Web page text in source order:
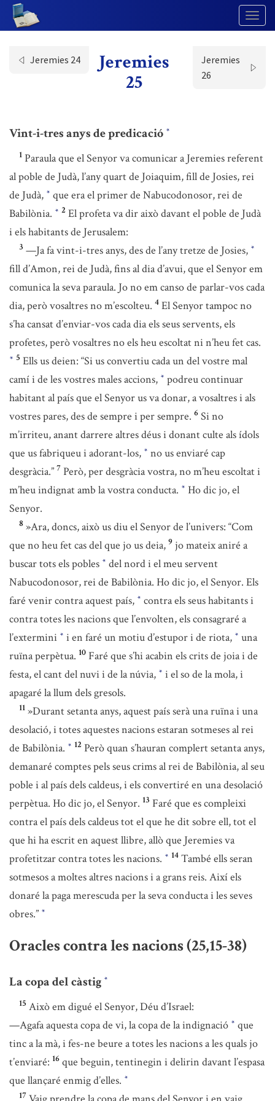
Jeremies 24
Jeremies
25
Jeremies
26
Vint-i-tres anys de predicació *
1 Paraula que el Senyor va comunicar a Jeremies referent
al poble de Judà, l’any quart de Joiaquim, fill de Josies, rei
de Judà, * que era el primer de Nabucodonosor, rei de
Babilònia. * 2 El profeta va dir això davant el poble de Judà
i els habitants de Jerusalem:
3 —Ja fa vint-i-tres anys, des de l’any tretze de Josies, *
fill d’Amon, rei de Judà, fins al dia d’avui, que el Senyor em
comunica la seva paraula. Jo no em canso de parlar-vos cada
dia, però vosaltres no m’escolteu. 4 El Senyor tampoc no
s’ha cansat d’enviar-vos cada dia els seus servents, els
profetes, però vosaltres no els heu escoltat ni n’heu fet cas.
* 5 Ells us deien: “Si us convertiu cada un del vostre mal
camí i de les vostres males accions, * podreu continuar
habitant al país que el Senyor us va donar, a vosaltres i als
vostres pares, des de sempre i per sempre. 6 Si no
m’irriteu, anant darrere altres déus i donant culte als ídols
que us fabriqueu i adorant-los, * no us enviaré cap
desgràcia.” 7 Però, per desgràcia vostra, no m’heu escoltat i
m’heu indignat amb la vostra conducta. * Ho dic jo, el
Senyor.
8 »Ara, doncs, això us diu el Senyor de l’univers: “Com
que no heu fet cas del que jo us deia, 9 jo mateix aniré a
buscar tots els pobles * del nord i el meu servent
Nabucodonosor, rei de Babilònia. Ho dic jo, el Senyor. Els
faré venir contra aquest país, * contra els seus habitants i
contra totes les nacions que l’envolten, els consagraré a
l’extermini * i en faré un motiu d’estupor i de riota, * una
ruïna perpètua. 10 Faré que s’hi acabin els crits de joia i de
festa, el cant del nuvi i de la núvia, * i el so de la mola, i
apagaré la llum dels gresols.
11 »Durant setanta anys, aquest país serà una ruïna i una
desolació, i totes aquestes nacions estaran sotmeses al rei
de Babilònia. * 12 Però quan s’hauran complert setanta anys,
demanaré comptes pels seus crims al rei de Babilònia, al seu
poble i al país dels caldeus, i els convertiré en una desolació
perpètua. Ho dic jo, el Senyor. 13 Faré que es compleixi
contra el país dels caldeus tot el que he dit sobre ell, tot el
que hi ha escrit en aquest llibre, allò que Jeremies va
profetitzar contra totes les nacions. * 14 També ells seran
sotmesos a moltes altres nacions i a grans reis. Així els
donaré la paga merescuda per la seva conducta i les seves
obres.” *
Oracles contra les nacions (25,15-38)
La copa del càstig *
15 Això em digué el Senyor, Déu d’Israel:
—Agafa aquesta copa de vi, la copa de la indignació * que
tinc a la mà, i fes-ne beure a totes les nacions a les quals jo
t’enviaré: 16 que beguin, tentinegin i delirin davant l’espasa
que llançaré enmig d’elles. *
17